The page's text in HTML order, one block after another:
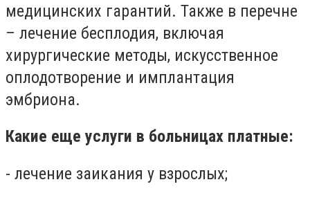
медицинских гарантий. Также в перечне
– лечение бесплодия, включая
хирургические методы, искусственное
оплодотворение и имплантация
эмбриона.
Какие еще услуги в больницах платные:
- лечение заикания у взрослых;